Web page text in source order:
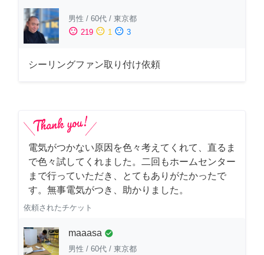
男性 / 60代 / 東京都
sentiment_satisfied 219 sentiment_neutral 1 sentiment_dissatisfied 3
シーリングファン取り付け依頼
電気がつかない原因を色々考えてくれて、直るま
で色々試してくれました。二回もホームセンター
まで行っていただき、とてもありがたかったで
す。無事電気がつき、助かりました。
依頼されたチケット
maaasa check_circle
男性 / 60代 / 東京都